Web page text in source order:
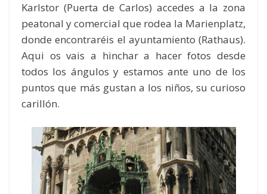
Karlstor (Puerta de Carlos) accedes a la zona
peatonal y comercial que rodea la Marienplatz,
donde encontraréis el ayuntamiento (Rathaus).
Aqui os vais a hinchar a hacer fotos desde
todos los ángulos y estamos ante uno de los
puntos que más gustan a los niños, su curioso
carillón.